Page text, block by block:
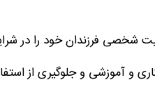
شخصی فرزندان خود را در
و جلوگیری از